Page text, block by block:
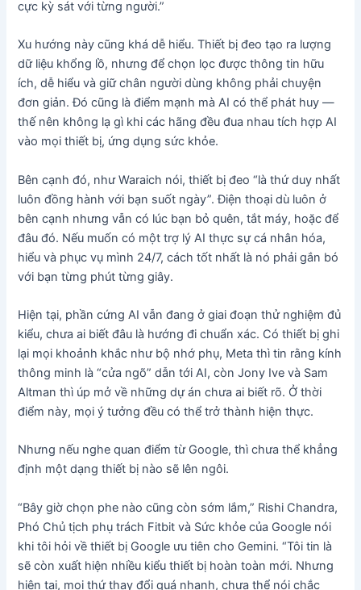
cực kỳ sát với từng người.”
Xu hướng này cũng khá dễ hiểu. Thiết bị đeo tạo ra lượng
dữ liệu khổng lồ, nhưng để chọn lọc được thông tin hữu
ích, dễ hiểu và giữ chân người dùng không phải chuyện
đơn giản. Đó cũng là điểm mạnh mà AI có thể phát huy —
thế nên không lạ gì khi các hãng đều đua nhau tích hợp AI
vào mọi thiết bị, ứng dụng sức khỏe.
Bên cạnh đó, như Waraich nói, thiết bị đeo “là thứ duy nhất
luôn đồng hành với bạn suốt ngày”. Điện thoại dù luôn ở
bên cạnh nhưng vẫn có lúc bạn bỏ quên, tắt máy, hoặc để
đâu đó. Nếu muốn có một trợ lý AI thực sự cá nhân hóa,
hiểu và phục vụ mình 24/7, cách tốt nhất là nó phải gắn bó
với bạn từng phút từng giây.
Hiện tại, phần cứng AI vẫn đang ở giai đoạn thử nghiệm đủ
kiểu, chưa ai biết đâu là hướng đi chuẩn xác. Có thiết bị ghi
lại mọi khoảnh khắc như bộ nhớ phụ, Meta thì tin rằng kính
thông minh là “cửa ngõ” dẫn tới AI, còn Jony Ive và Sam
Altman thì úp mở về những dự án chưa ai biết rõ. Ở thời
điểm này, mọi ý tưởng đều có thể trở thành hiện thực.
Nhưng nếu nghe quan điểm từ Google, thì chưa thể khẳng
định một dạng thiết bị nào sẽ lên ngôi.
“Bây giờ chọn phe nào cũng còn sớm lắm,” Rishi Chandra,
Phó Chủ tịch phụ trách Fitbit và Sức khỏe của Google nói
khi tôi hỏi về thiết bị Google ưu tiên cho Gemini. “Tôi tin là
sẽ còn xuất hiện nhiều kiểu thiết bị hoàn toàn mới. Nhưng
hiện tại, mọi thứ thay đổi quá nhanh, chưa thể nói chắc